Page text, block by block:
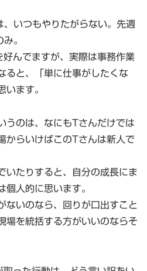
いつもやりたがらない。先週
。
んでますが、実際は事務作業
ると、「単に仕事がしたくな
います。
うのは、なにもTさんだけでは
からいけばこのTさんは新人で
いたりすると、自分の成長にま
個人的に思います。
ないのなら、回りが口出すこと
場を統括する方がいいのならそ